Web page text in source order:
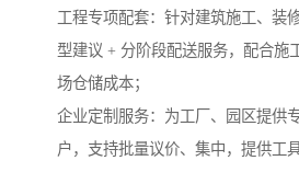
工程专项配套：针对建筑施工、装
型建议 + 分阶段配送服务，配合施
场仓储成本；​
企业定制服务：为工厂、园区提供
户，支持批量议价、集中，提供工